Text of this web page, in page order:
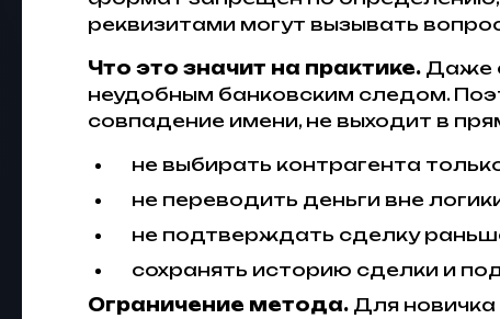
реквизитами могут вызывать
Что это значит на практике. Даже
неудобным банковским следом.
совпадение имени, не выходит в
не выбирать контрагента
не переводить деньги вне
не подтверждать сделку
сохранять историю сделки и
Ограничение метода. Для